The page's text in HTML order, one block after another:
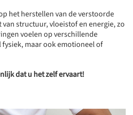
het herstellen van de verstoorde
structuur, vloeistof en energie, zo
voelen op verschillende
fysiek, maar ook emotioneel of
dat u het zelf ervaart!